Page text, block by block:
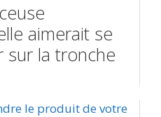
aimerait se
sur la tronche